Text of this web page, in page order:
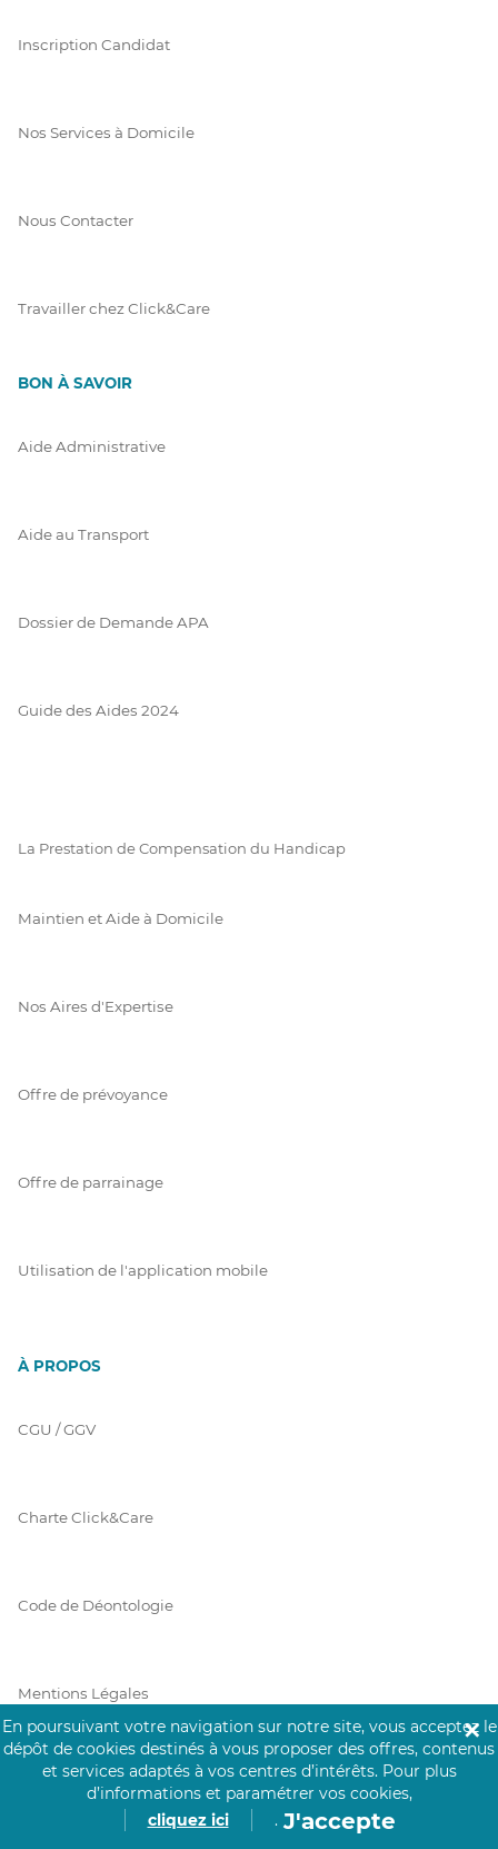
Inscription Candidat
Nos Services à Domicile
Nous Contacter
Travailler chez Click&Care
BON À SAVOIR
Aide Administrative
Aide au Transport
Dossier de Demande APA
Guide des Aides 2024
La Prestation de Compensation du Handicap
Maintien et Aide à Domicile
Nos Aires d'Expertise
Offre de prévoyance
Offre de parrainage
Utilisation de l'application mobile
À PROPOS
CGU / GGV
Charte Click&Care
Code de Déontologie
Mentions Légales
Prérequis Click&Care
En poursuivant votre navigation sur notre site, vous acceptez le
dépôt de cookies destinés à vous proposer des offres, contenus
et services adaptés à vos centres d’intérêts. Pour plus
d’informations et paramétrer vos cookies,
cliquez ici
. J'accepte
✕